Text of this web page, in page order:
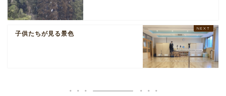
子供たちが見る景色